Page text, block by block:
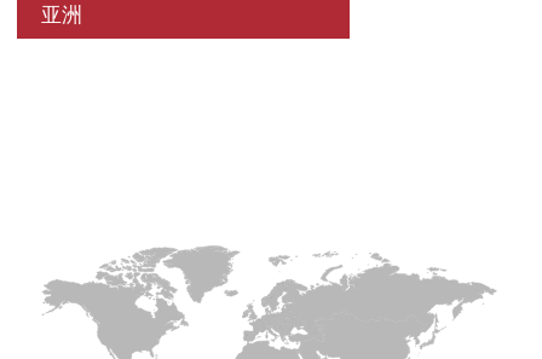
亚洲